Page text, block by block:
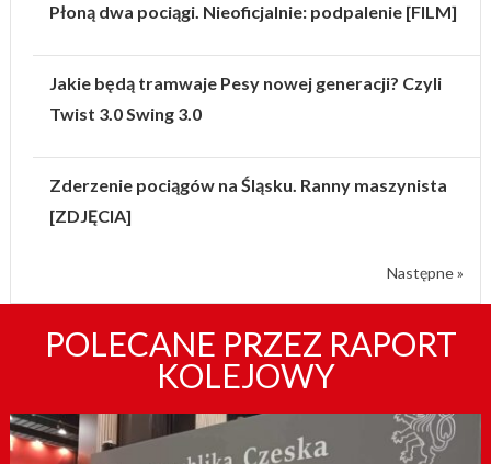
Płoną dwa pociągi. Nieoficjalnie: podpalenie [FILM]
Jakie będą tramwaje Pesy nowej generacji? Czyli
Twist 3.0 Swing 3.0
Zderzenie pociągów na Śląsku. Ranny maszynista
[ZDJĘCIA]
Następne »
POLECANE PRZEZ RAPORT
KOLEJOWY